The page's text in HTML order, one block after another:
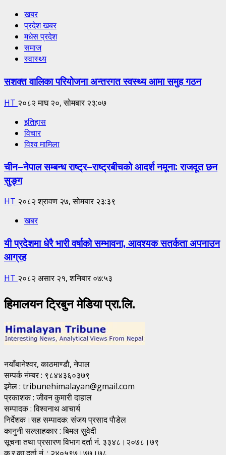
खबर
प्रदेश खबर
मधेस प्रदेश
समाज
स्वास्थ्य
सशक्त वालिका परियोजना अन्तरगत स्वस्थ्य आमा समुह गठन
HT २०८२ माघ २०, सोमबार २३:०७
इतिहास
विचार
विश्व मामिला
चीन–नेपाल सम्बन्ध राष्ट्र–राष्ट्रबीचको आदर्श नमूना: राजदूत छन
सुङ्ग
HT २०८२ श्रावण २७, सोमबार २३:३९
खबर
यी प्रदेशमा धेरै भारी वर्षाको सम्भावना, आवश्यक सतर्कता अपनाउन
आग्रह
HT २०८२ असार २१, शनिबार ०७:५३
हिमालयन ट्रिबुन मेडिया प्रा.लि.
नयाँबानेश्वर, काठमाण्डाै, नेपाल
सम्पर्क नंम्बर : ९८४४३६०३७९
इमेल : tribunehimalayan@gmail.com
प्रकाशक : जीवन कुमारी दाहाल
सम्पादक : विश्वनाथ आचार्य
निर्देशक।सह सम्पादक: संजय प्रसाद पाैडेल
कानुनी सल्लाहकार : बिमल सुवेदी
सूचना तथा प्रसारण विभाग दर्ता नं. ३३४८।२०७८।७९
क.र.का.दर्ता नं. : २४०५९७।७७।७८